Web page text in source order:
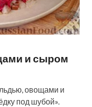
и сыром
овощами и
под шубой».